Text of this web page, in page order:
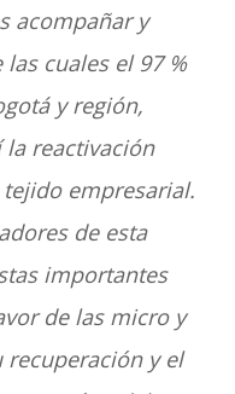
acompañar y
cuales el 97 %
y región,
reactivación
empresarial.
de esta
importantes
de las micro y
recuperación y el